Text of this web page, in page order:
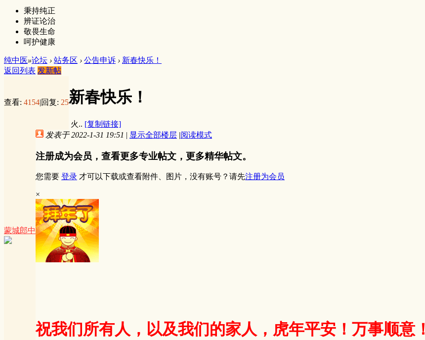
秉持纯正
辨证论治
敬畏生命
呵护健康
纯中医»论坛 › 站务区 › 公告申诉 › 新春快乐！
返回列表 发新帖
查看: 4154|回复: 25新春快乐！
火.. [复制链接]
蒙城郎中
发表于 2022-1-31 19:51 | 显示全部楼层 |阅读模式
注册成为会员，查看更多专业帖文，更多精华帖文。
您需要 登录 才可以下载或查看附件、图片，没有账号？请先注册为会员
×
祝我们所有人，以及我们的家人，虎年平安！万事顺意！